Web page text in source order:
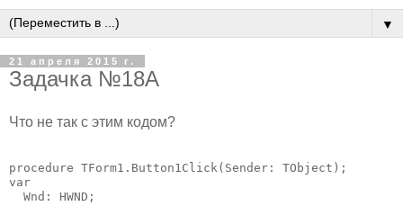
▼
21 апреля 2015 г.
Задачка №18А
Что не так с этим кодом?
procedure TForm1.Button1Click(Sender: TObject);
var
  Wnd: HWND;